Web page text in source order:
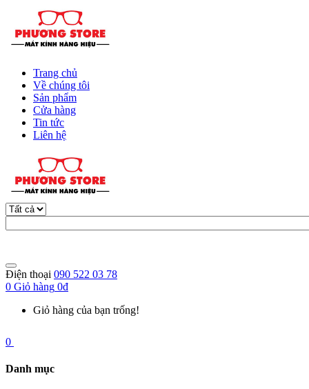
Trang chủ
Về chúng tôi
Sản phẩm
Cửa hàng
Tin tức
Liên hệ
Điện thoại 090 522 03 78
0 Giỏ hàng 0đ
Giỏ hàng của bạn trống!
0
Danh mục